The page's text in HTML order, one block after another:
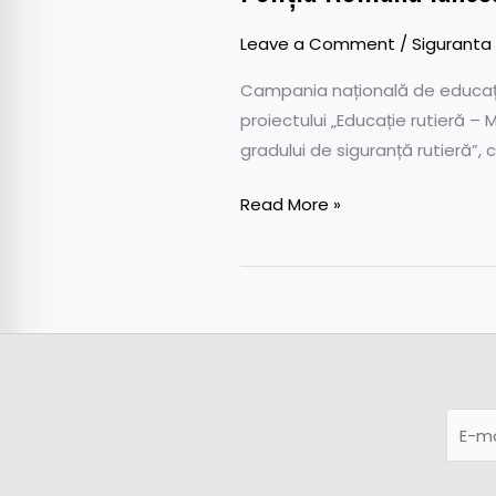
Leave a Comment / Siguranta
Campania națională de
proiectului „Educație rutieră
gradului de siguranță rutieră”,
Read More »